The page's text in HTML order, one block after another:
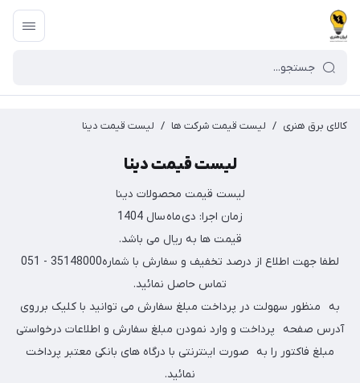
کالای برق هنری / لیست قیمت شرکت ها / لیست قیمت دینا
لیست قیمت دینا
لیست قیمت محصولات دینا
زمان اجرا: دی ماه سال 1404
قیمت ها به ریال می باشد.
لطفا جهت اطلاع از درصد تخفیف و سفارش با شماره35148000 - 051
تماس حاصل نمائید.
به منظور سهولت در پرداخت مبلغ سفارش می توانید با کلیک برروی
آدرس صفحه پرداخت و وارد نمودن مبلغ سفارش و اطلاعات درخواستی
مبلغ فاکتور را به صورت اینترنتی با درگاه های بانکی معتبر پرداخت
نمائید.